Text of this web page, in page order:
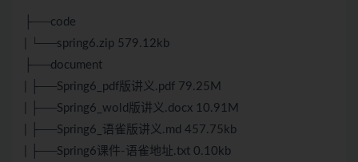
├──code
| └──spring6.zip 579.12kb
├──document
| ├──Spring6_pdf版讲义.pdf 79.25M
| ├──Spring6_wold版讲义.docx 10.91M
| ├──Spring6_语雀版讲义.md 457.75kb
| ├──Spring6课件-语雀地址.txt 0.10kb